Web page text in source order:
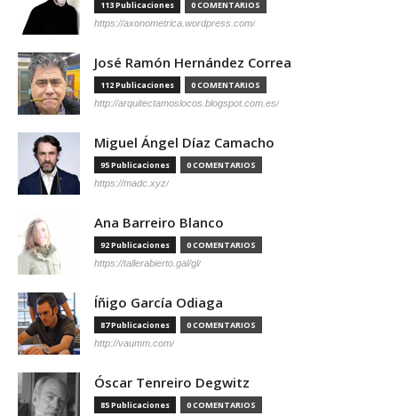
113 Publicaciones 0 COMENTARIOS
https://axonometrica.wordpress.com/
José Ramón Hernández Correa
112 Publicaciones 0 COMENTARIOS
http://arquitectamoslocos.blogspot.com.es/
Miguel Ángel Díaz Camacho
95 Publicaciones 0 COMENTARIOS
https://madc.xyz/
Ana Barreiro Blanco
92 Publicaciones 0 COMENTARIOS
https://tallerabierto.gal/gl/
Íñigo García Odiaga
87 Publicaciones 0 COMENTARIOS
http://vaumm.com/
Óscar Tenreiro Degwitz
85 Publicaciones 0 COMENTARIOS